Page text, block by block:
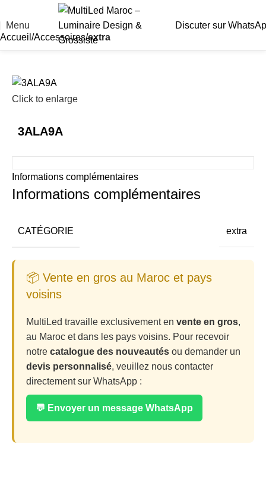
Menu
Discuter sur
Accueil Accessoires extra
Click to enlarge
3ALA9A
Informations complémentaires
Informations complémentaires
CATÉGORIE extra
📦 Vente en gros au Maroc et pays
voisins
MultiLed travaille exclusivement en vente en gros,
au Maroc et dans les pays voisins. Pour recevoir
notre catalogue des nouveautés ou demander un
devis personnalisé, veuillez nous contacter
directement sur WhatsApp :
💬 Envoyer un message WhatsApp